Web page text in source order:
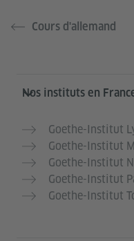
Cours d'allemand
Service- und
Nos instituts en
Goethe-Institut
Goethe-Institut
Goethe-Institut
Goethe-Institut
Goethe-Institut